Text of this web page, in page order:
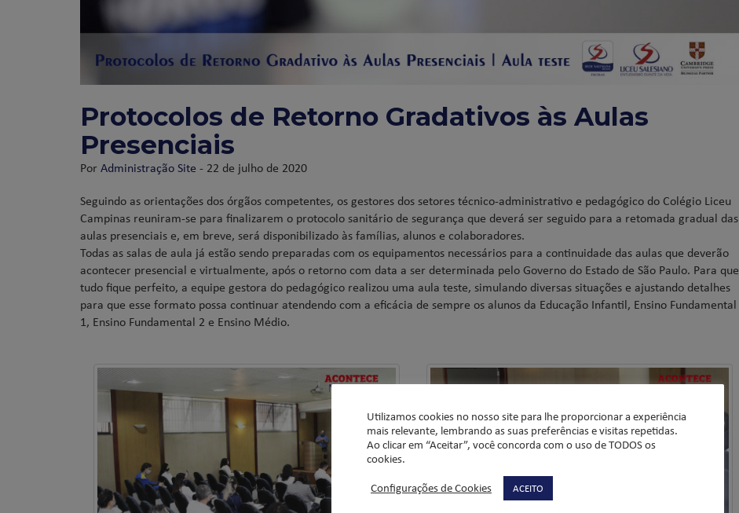
Protocolos de Retorno Gradativos às Aulas
Presenciais
PorAdministração Site - 22 de julho de 2020
Seguindo as orientações dos órgãos competentes, os gestores dos setores técnico-administrativo e pedagógico do Colégio Liceu
Campinas reuniram-se para finalizarem o protocolo sanitário de segurança que deverá ser seguido para a retomada gradual das
aulas presenciais e, em breve, será disponibilizado às famílias, alunos e colaboradores.
Todas as salas de aula já estão sendo preparadas com os equipamentos necessários para a continuidade das aulas que deverão
acontecer presencial e virtualmente, após o retorno com data a ser determinada pelo Governo do Estado de São Paulo. Para que
tudo fique perfeito, a equipe gestora do pedagógico realizou uma aula teste, simulando diversas situações e ajustando detalhes
para que esse formato possa continuar atendendo com a eficácia de sempre os alunos da Educação Infantil, Ensino Fundamental
1, Ensino Fundamental 2 e Ensino Médio.
Utilizamos cookies no nosso site para lhe proporcionar a experiência
mais relevante, lembrando as suas preferências e visitas repetidas.
Ao clicar em “Aceitar”, você concorda com o uso de TODOS os
cookies.
Configurações de Cookies
ACEITO